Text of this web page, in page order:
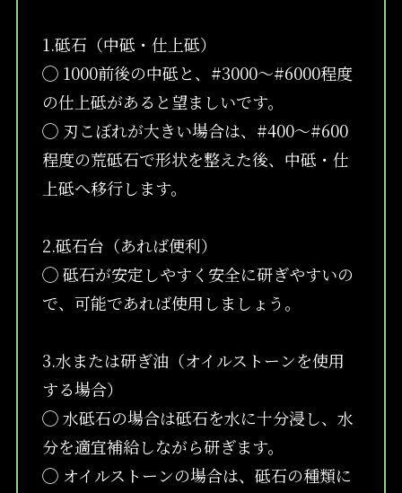
1.砥石（中砥・仕上砥）
◯ 1000前後の中砥と、#3000～#6000程度
の仕上砥があると望ましいです。
◯ 刃こぼれが大きい場合は、#400～#600
程度の荒砥石で形状を整えた後、中砥・仕
上砥へ移行します。
2.砥石台（あれば便利）
◯ 砥石が安定しやすく安全に研ぎやすいの
で、可能であれば使用しましょう。
3.水または研ぎ油（オイルストーンを使用
する場合）
◯ 水砥石の場合は砥石を水に十分浸し、水
分を適宜補給しながら研ぎます。
◯ オイルストーンの場合は、砥石の種類に